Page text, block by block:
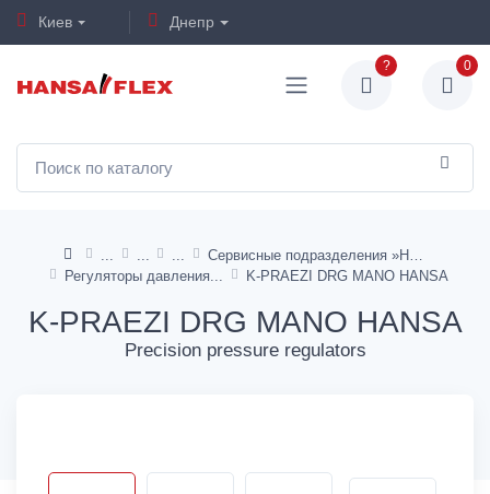
Киев Днепр
? 0
Сервисные подразделения »HANSA«
Регуляторы давления
K-PRAEZI DRG MANO HANSA
K-PRAEZI DRG MANO HANSA
Precision pressure regulators